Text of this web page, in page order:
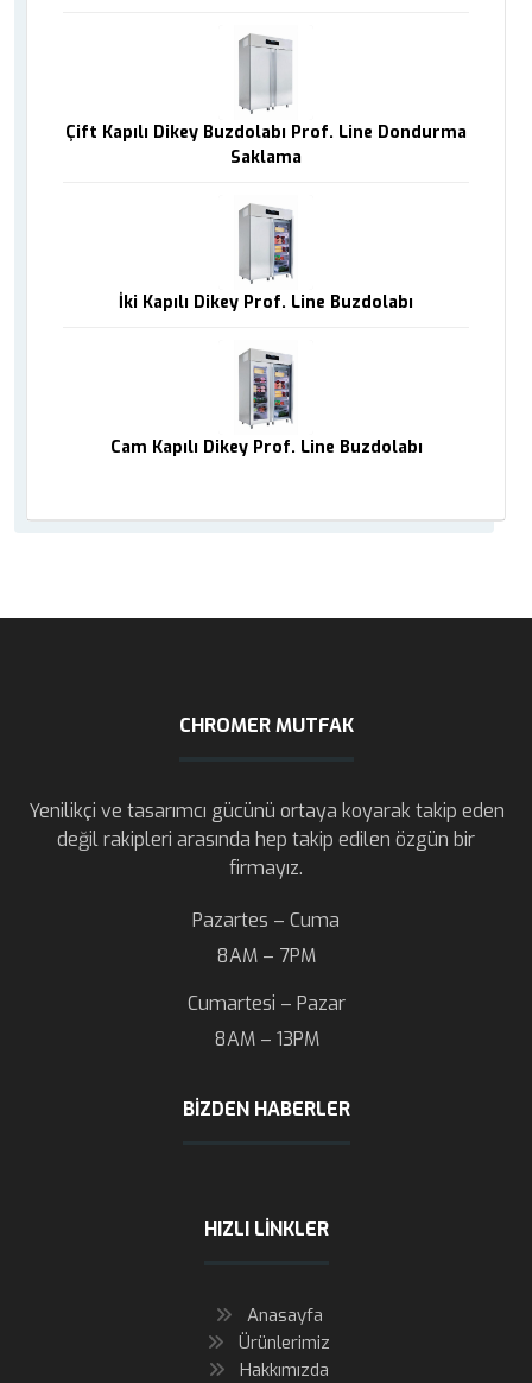
Çift Kapılı Dikey Buzdolabı Prof. Line Dondurma
Saklama
İki Kapılı Dikey Prof. Line Buzdolabı
Cam Kapılı Dikey Prof. Line Buzdolabı
CHROMER MUTFAK
Yenilikçi ve tasarımcı gücünü ortaya koyarak takip eden
değil rakipleri arasında hep takip edilen özgün bir
firmayız.
Pazartes – Cuma
8AM – 7PM
Cumartesi – Pazar
8AM – 13PM
BIZDEN HABERLER
HIZLI LINKLER
Anasayfa
Ürünlerimiz
Hakkımızda